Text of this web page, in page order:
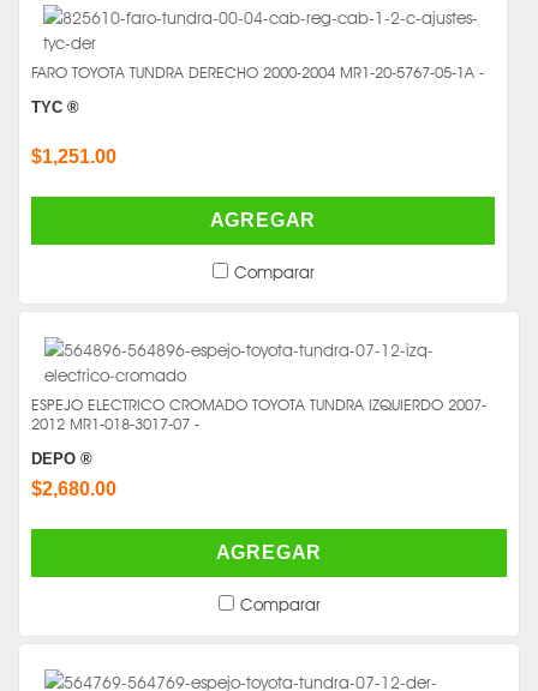
FARO TOYOTA TUNDRA DERECHO 2000-2004 MR1-20-5767-05-1A -
TYC ®
$1,251.00
AGREGAR
Comparar
ESPEJO ELECTRICO CROMADO TOYOTA TUNDRA IZQUIERDO 2007-
2012 MR1-018-3017-07 -
DEPO ®
$2,680.00
AGREGAR
Comparar